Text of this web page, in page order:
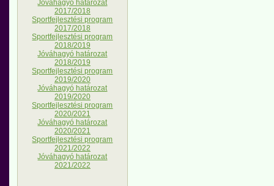
Jóváhagyó határozat
2017/2018
Sportfejlesztési program
2017/2018
Sportfejlesztési program
2018/2019
Jóváhagyó határozat
2018/2019
Sportfejlesztési program
2019/2020
Jóváhagyó határozat
2019/2020
Sportfejlesztési program
2020/2021
Jóváhagyó határozat
2020/2021
Sportfejlesztési program
2021/2022
Jóváhagyó határozat
2021/2022